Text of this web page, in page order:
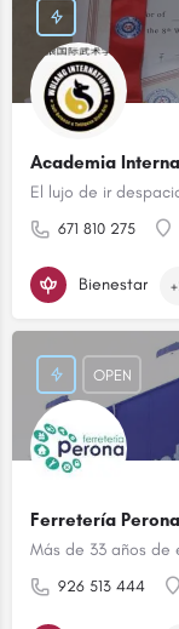
Academia
El lujo de ir
671 810 275
Bienestar
Ferretería Perona
Más de 33 años de
926 513 444
OPEN